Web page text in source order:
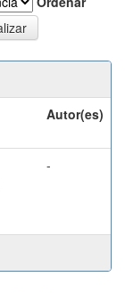
Autor(es)
-